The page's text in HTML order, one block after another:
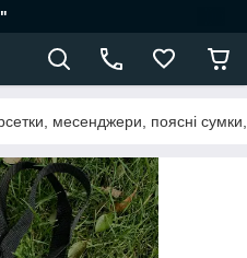
месенджери, поясні сумки,